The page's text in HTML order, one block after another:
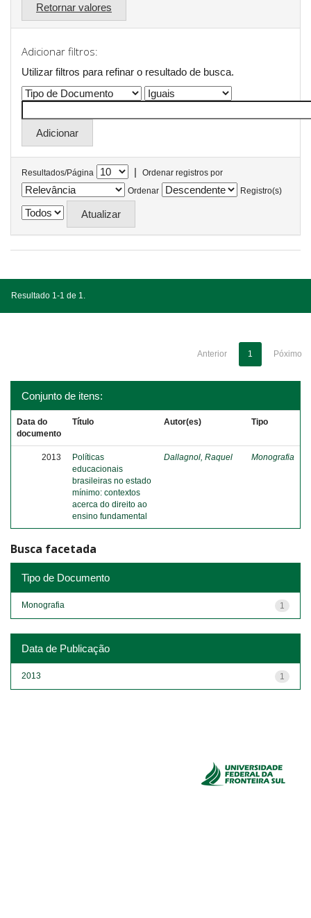
Retornar valores
Adicionar filtros:
Utilizar filtros para refinar o resultado de busca.
Resultados/Página |
Ordenar registros por
Ordenar
Registro(s)
Resultado 1-1 de 1.
Anterior 1 Póximo
Conjunto de itens:
Data do
documento
Título Autor(es) Tipo
2013
Políticas
educacionais
brasileiras no estado
mínimo: contextos
acerca do direito ao
ensino fundamental
Dallagnol, Raquel Monografia
Busca facetada
Tipo de Documento
1
Monografia
Data de Publicação
1
2013